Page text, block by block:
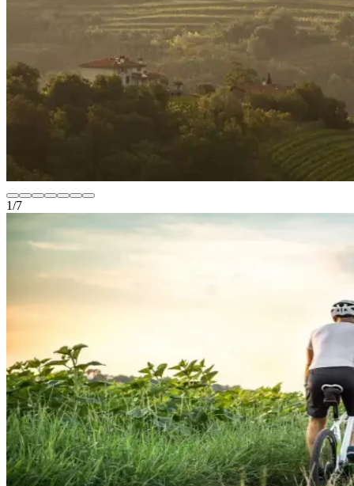
1/7